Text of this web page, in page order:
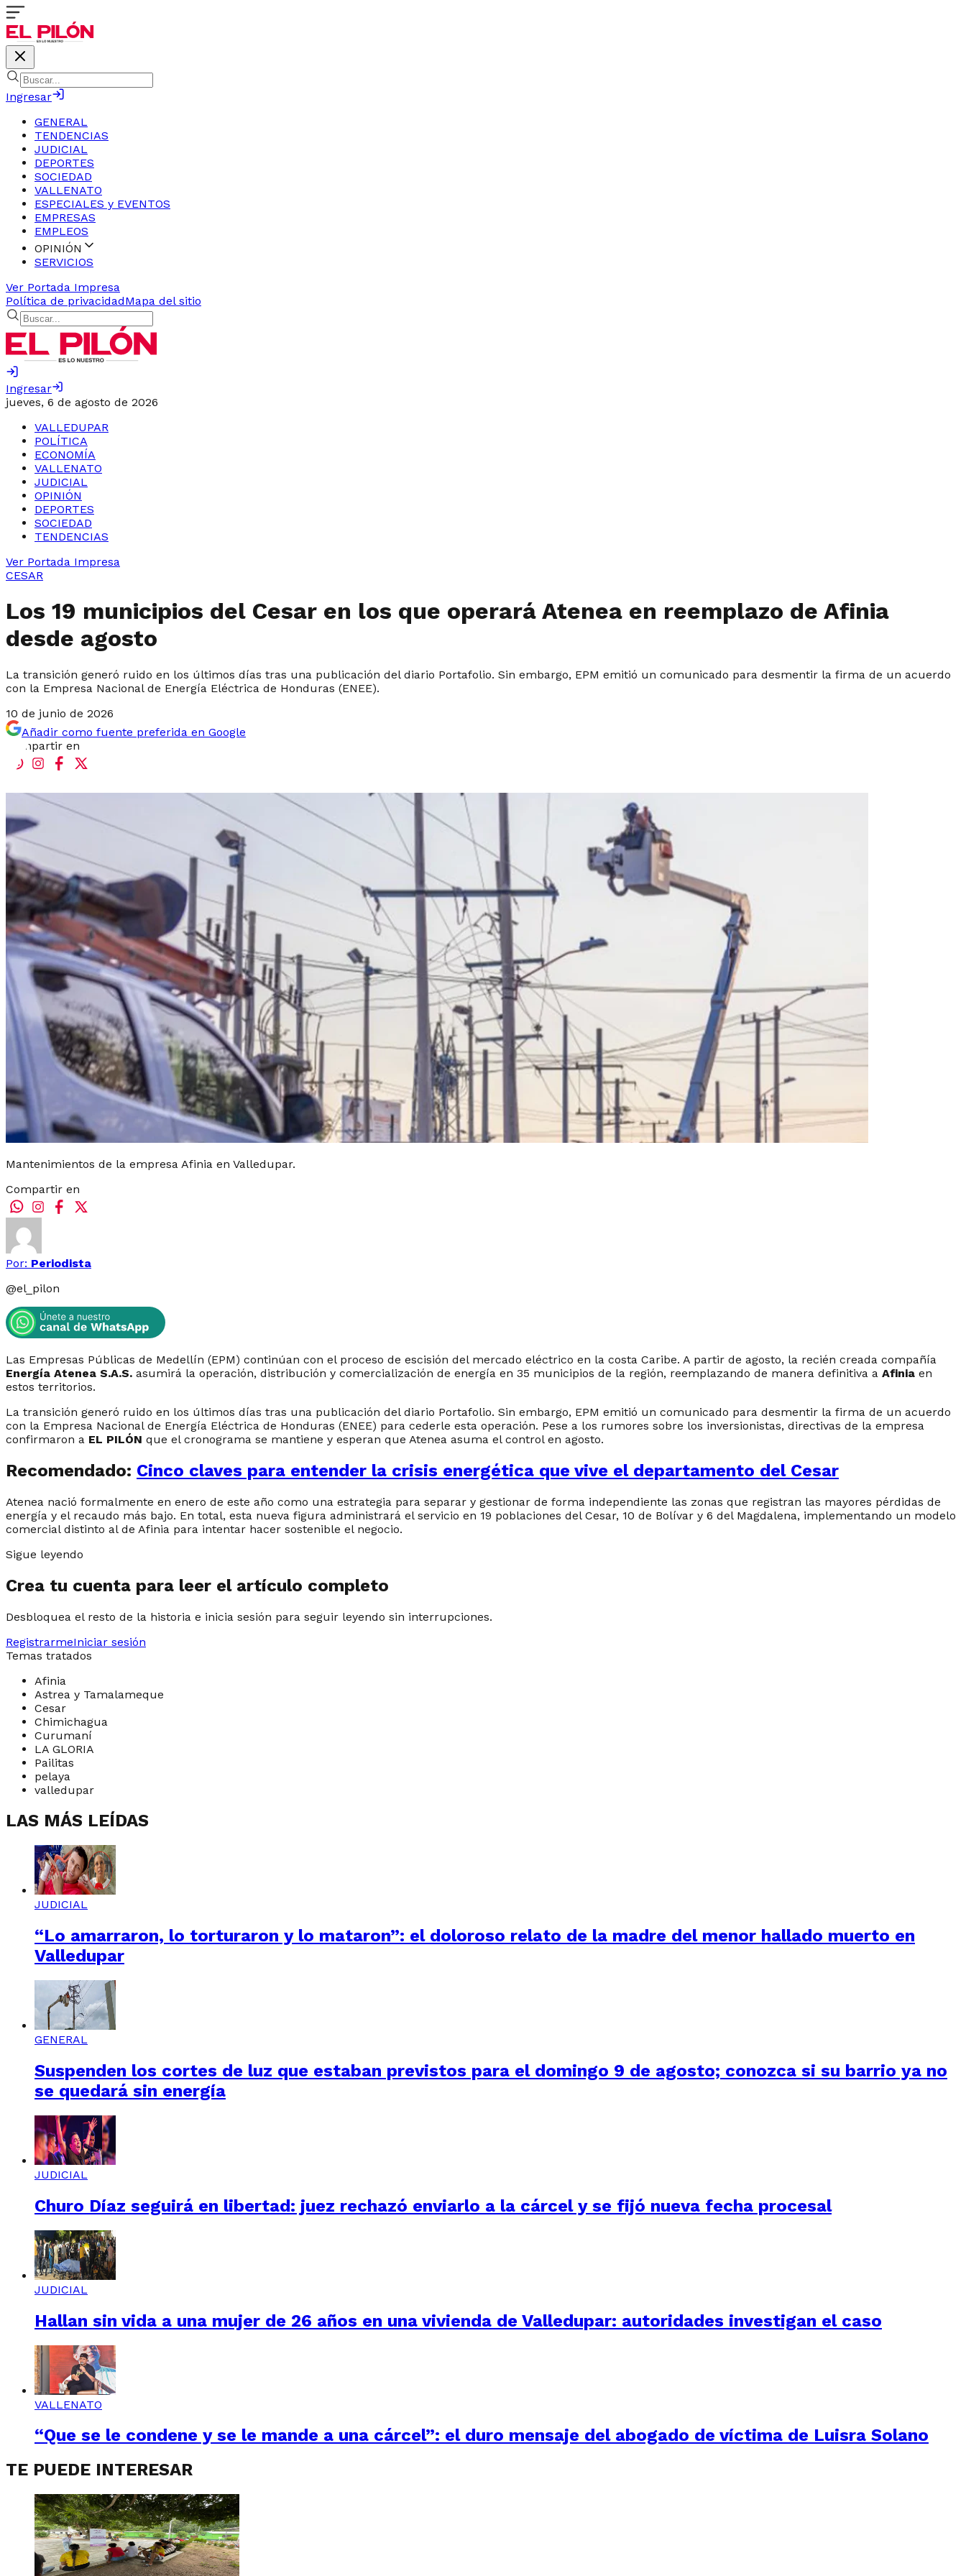
Ingresar
GENERAL
TENDENCIAS
JUDICIAL
DEPORTES
SOCIEDAD
VALLENATO
ESPECIALES y EVENTOS
EMPRESAS
EMPLEOS
OPINIÓN
SERVICIOS
Ver Portada Impresa
Política de privacidadMapa del sitio
Ingresar
jueves, 6 de agosto de 2026
VALLEDUPAR
POLÍTICA
ECONOMÍA
VALLENATO
JUDICIAL
OPINIÓN
DEPORTES
SOCIEDAD
TENDENCIAS
Ver Portada Impresa
CESAR
Los 19 municipios del Cesar en los que operará Atenea en reemplazo de Afinia
desde agosto
La transición generó ruido en los últimos días tras una publicación del diario Portafolio. Sin embargo, EPM emitió un comunicado para desmentir la firma de un acuerdo
con la Empresa Nacional de Energía Eléctrica de Honduras (ENEE).
10 de junio de 2026
Añadir como fuente preferida en Google
Compartir en
Mantenimientos de la empresa Afinia en Valledupar.
Compartir en
Por: Periodista
@el_pilon
Las Empresas Públicas de Medellín (EPM) continúan con el proceso de escisión del mercado eléctrico en la costa Caribe. A partir de agosto, la recién creada compañía
Energía Atenea S.A.S. asumirá la operación, distribución y comercialización de energía en 35 municipios de la región, reemplazando de manera definitiva a Afinia en
estos territorios.
La transición generó ruido en los últimos días tras una publicación del diario Portafolio. Sin embargo, EPM emitió un comunicado para desmentir la firma de un acuerdo
con la Empresa Nacional de Energía Eléctrica de Honduras (ENEE) para cederle esta operación. Pese a los rumores sobre los inversionistas, directivas de la empresa
confirmaron a EL PILÓN que el cronograma se mantiene y esperan que Atenea asuma el control en agosto.
Recomendado: Cinco claves para entender la crisis energética que vive el departamento del Cesar
Atenea nació formalmente en enero de este año como una estrategia para separar y gestionar de forma independiente las zonas que registran las mayores pérdidas de
energía y el recaudo más bajo. En total, esta nueva figura administrará el servicio en 19 poblaciones del Cesar, 10 de Bolívar y 6 del Magdalena, implementando un modelo
comercial distinto al de Afinia para intentar hacer sostenible el negocio.
Sigue leyendo
Crea tu cuenta para leer el artículo completo
Desbloquea el resto de la historia e inicia sesión para seguir leyendo sin interrupciones.
RegistrarmeIniciar sesión
Temas tratados
Afinia
Astrea y Tamalameque
Cesar
Chimichagua
Curumaní
LA GLORIA
Pailitas
pelaya
valledupar
LAS MÁS LEÍDAS
JUDICIAL
“Lo amarraron, lo torturaron y lo mataron”: el doloroso relato de la madre del menor hallado muerto en
Valledupar
GENERAL
Suspenden los cortes de luz que estaban previstos para el domingo 9 de agosto; conozca si su barrio ya no
se quedará sin energía
JUDICIAL
Churo Díaz seguirá en libertad: juez rechazó enviarlo a la cárcel y se fijó nueva fecha procesal
JUDICIAL
Hallan sin vida a una mujer de 26 años en una vivienda de Valledupar: autoridades investigan el caso
VALLENATO
“Que se le condene y se le mande a una cárcel”: el duro mensaje del abogado de víctima de Luisra Solano
TE PUEDE INTERESAR